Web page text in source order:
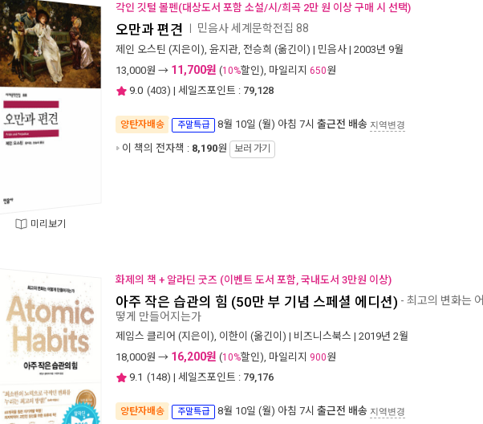
미리보기
각인 깃털 볼펜(대상도서 포함 소설/시/희곡 2만 원 이상 구매 시 선택)
오만과 편견 민음사 세계문학전집 88
제인 오스틴 (지은이), 윤지관 전승희 (옮긴이) | 민음사 | 2003년 9월
13,000원 → 11,700원 (10%할인), 마일리지 650원
9.0 (403) | 세일즈포인트 : 79,128
양탄자배송 주말특급 8월 10일 (월) 아침 7시 출근전 배송 지역변경
이 책의 전자책 : 8,190원 보러 가기
화제의 책 + 알라딘 굿즈 (이벤트 도서 포함, 국내도서 3만원 이상)
아주 작은 습관의 힘 (50만 부 기념 스페셜 에디션) - 최고의 변화는 어
떻게 만들어지는가
제임스 클리어 (지은이), 이한이 (옮긴이) | 비즈니스북스 | 2019년 2월
18,000원 → 16,200원 (10%할인), 마일리지 900원
9.1 (148) | 세일즈포인트 : 79,176
양탄자배송 주말특급 8월 10일 (월) 아침 7시 출근전 배송 지역변경